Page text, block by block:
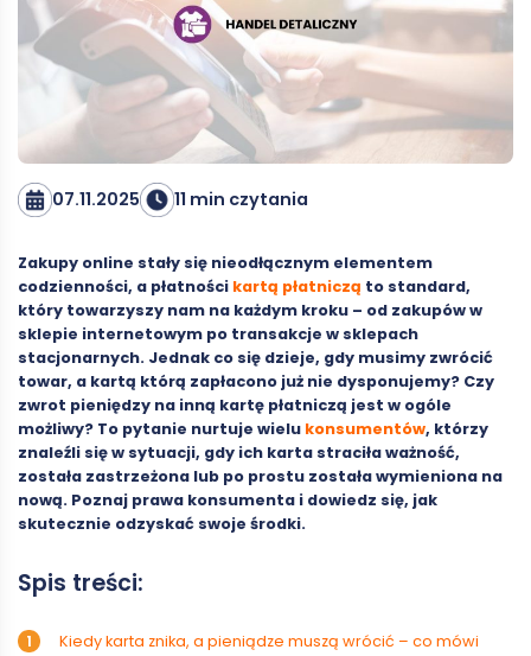
07.11.2025 11 min czytania
Zakupy online stały się nieodłącznym elementem
codzienności, a płatności kartą płatniczą to standard,
który towarzyszy nam na każdym kroku – od zakupów w
sklepie internetowym po transakcje w sklepach
stacjonarnych. Jednak co się dzieje, gdy musimy zwrócić
towar, a kartą którą zapłacono już nie dysponujemy? Czy
zwrot pieniędzy na inną kartę płatniczą jest w ogóle
możliwy? To pytanie nurtuje wielu konsumentów, którzy
znaleźli się w sytuacji, gdy ich karta straciła ważność,
została zastrzeżona lub po prostu została wymieniona na
nową. Poznaj prawa konsumenta i dowiedz się, jak
skutecznie odzyskać swoje środki.
Spis treści:
Kiedy karta znika, a pieniądze muszą wrócić – co mówi